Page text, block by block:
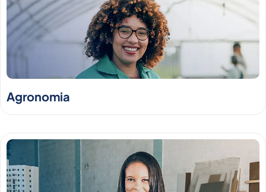
Agronomia